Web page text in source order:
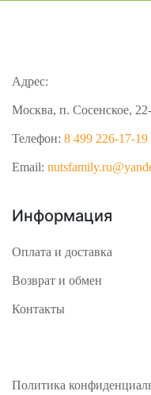
Адрес:
Москва, п. Сосенское,
Телефон: 8 499 226-17-19
Email:
Информация
Оплата и доставка
Возврат и обмен
Контакты
Политика